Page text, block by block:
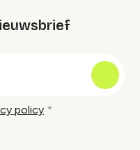
policy